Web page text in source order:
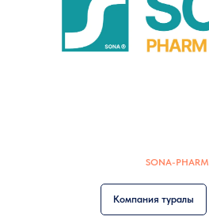
SONA-PHARM
Компания туралы